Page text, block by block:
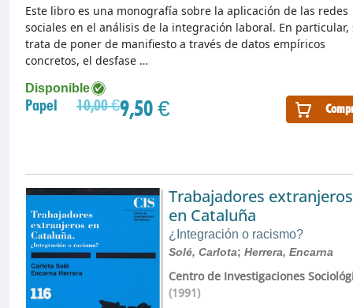
Disponible
Papel 10,00 €9,50 €
Este libro es una monografía sobre la aplicación de las redes
sociales en el análisis de la integración laboral. En particular,
trata de poner de manifiesto a través de datos empíricos
concretos, el desfase …
Trabajadores extranjeros
en Cataluña
¿Integración o racismo?
Solé, Carlota; Herrera, Encarna
Centro de Investigaciones
(1991)